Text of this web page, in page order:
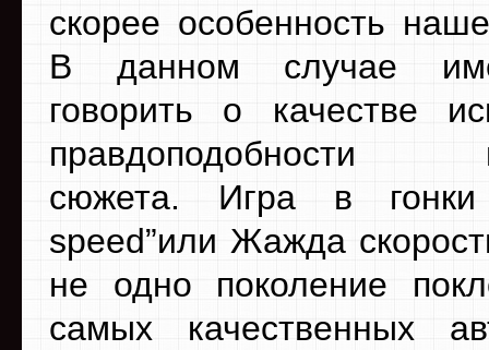
скорее особенность
В данном случае
говорить о качестве
правдоподобности
сюжета. Игра в
speed”или Жажда
не одно поколение
самых качественных